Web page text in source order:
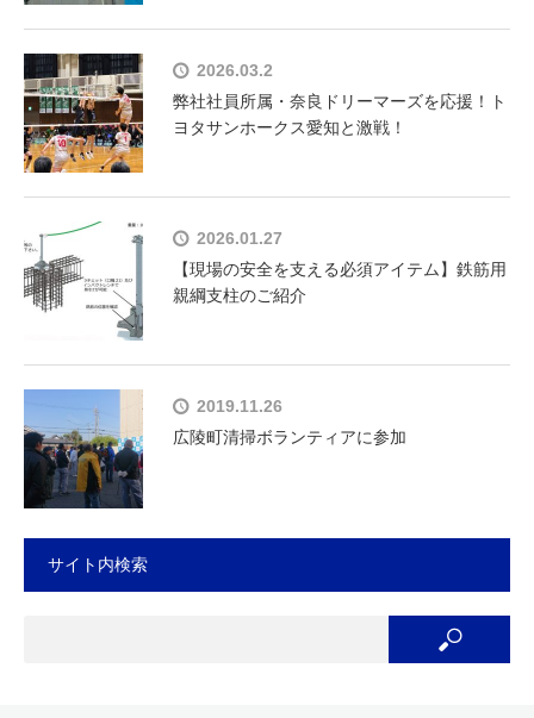
2026.03.2
弊社社員所属・奈良ドリーマーズを応援！ト
ヨタサンホークス愛知と激戦！
2026.01.27
【現場の安全を支える必須アイテム】鉄筋用
親綱支柱のご紹介
2019.11.26
広陵町清掃ボランティアに参加
サイト内検索